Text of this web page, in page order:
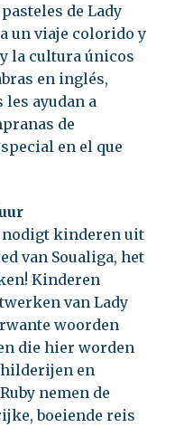
de Lady
un viaje colorido y
la cultura únicos
en inglés,
ayudan a
de
en el que
kinderen uit
van Soualiga, het
Kinderen
van Lady
woorden
die hier worden
en
nemen de
boeiende reis